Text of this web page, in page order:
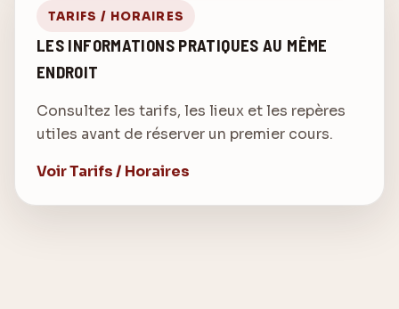
TARIFS / HORAIRES
LES INFORMATIONS PRATIQUES AU MÊME
ENDROIT
Consultez les tarifs, les lieux et les repères
utiles avant de réserver un premier cours.
Voir Tarifs / Horaires